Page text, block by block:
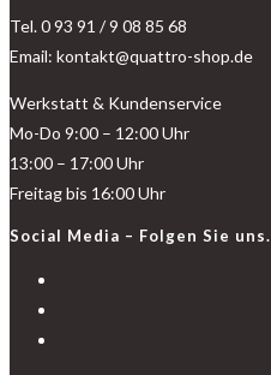
Tel. 0 93 91 / 9 08 85 68
Email: kontakt@quattro-shop.de
Werkstatt & Kundenservice
Mo-Do 9:00 – 12:00 Uhr
13:00 – 17:00 Uhr
Freitag bis 16:00 Uhr
Social Media – Folgen Sie uns.